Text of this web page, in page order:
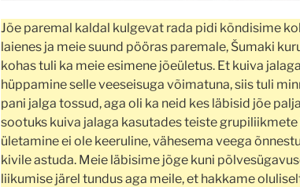
Jõe paremal kaldal kulgevat rada pidi kõndisime
laienes ja meie suund pööras paremale, Šumaki
kohas tuli ka meie esimene jõeületus. Et kuiva
hüppamine selle veeseisuga võimatuna, siis tuli
pani jalga tossud, aga oli ka neid kes läbisid jõe
sootuks kuiva jalaga kasutades teiste grupiliikmete
ületamine ei ole keeruline, vähesema veega
kivile astuda. Meie läbisime jõge kuni
liikumise järel tundus aga meile, et hakkame